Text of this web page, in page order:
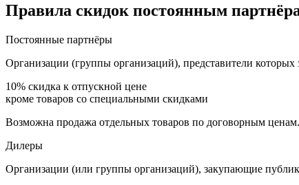
Правила скидок постоянным
Постоянные партнёры
Организации (группы организаций), представители которых
10% скидка к отпускной цене
кроме товаров со специальными скидками
Возможна продажа отдельных товаров по договорным ценам.
Дилеры
Организации (или группы организаций), закупающие